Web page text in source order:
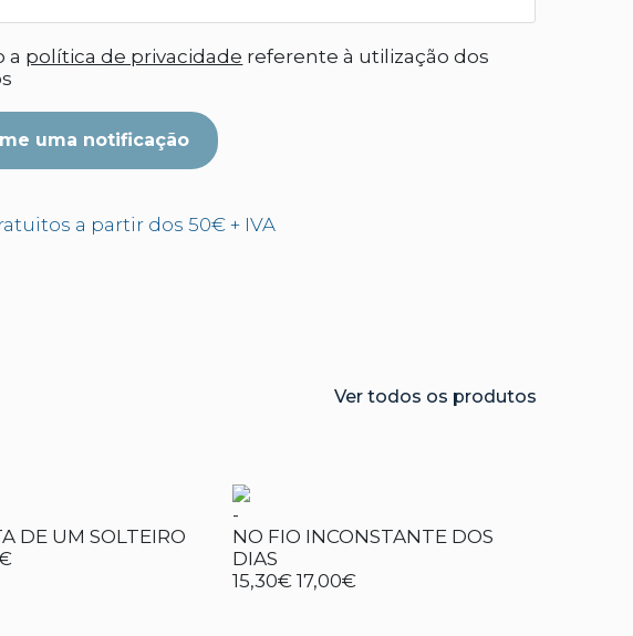
a política de privacidade referente à utilização dos
uma notificação
a partir dos 50€ + IVA
Ver todos os produtos
DE UM SOLTEIRO
-
NO FIO INCONSTANTE DOS
DIAS
15,30€ 17,00€